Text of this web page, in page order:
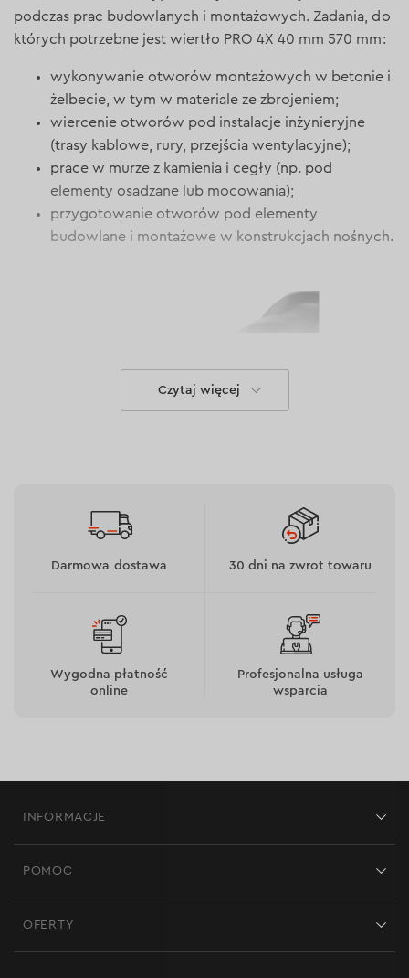
podczas prac budowlanych i montażowych. Zadania, do
których potrzebne jest wiertło PRO 4X 40 mm 570 mm:
wykonywanie otworów montażowych w betonie i
żelbecie, w tym w materiale ze zbrojeniem;
wiercenie otworów pod instalacje inżynieryjne
(trasy kablowe, rury, przejścia wentylacyjne);
prace w murze z kamienia i cegły (np. pod
elementy osadzane lub mocowania);
przygotowanie otworów pod elementy
budowlane i montażowe w konstrukcjach nośnych.
Kontrolowane wiercenie
Długość 570 mm sprawia, że wiertło jest optymalne do
większości standardowych zadań budowlanych, w
których nie jest wymagane bardzo głębokie wiercenie,
ale istotne są stabilność oraz dokładne zachowanie osi.
Czytaj więcej
Darmowa dostawa 30 dni na zwrot towaru
Wygodna płatność
online
Profesjonalna usługa
wsparcia
INFORMACJE
POMOC
OFERTY